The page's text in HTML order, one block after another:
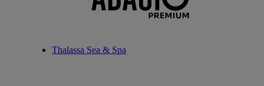
Thalassa Sea & Spa